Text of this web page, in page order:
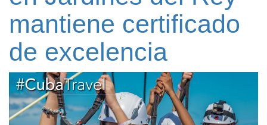
mantiene certificado
de excelencia